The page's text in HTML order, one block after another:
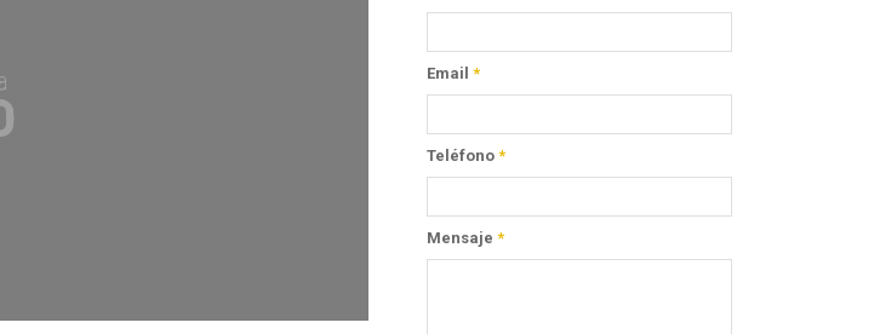
Email *
Teléfono *
Mensaje *